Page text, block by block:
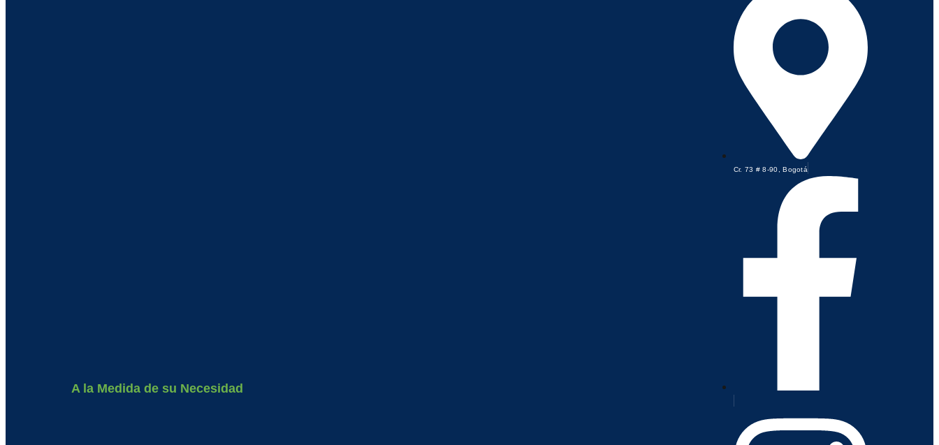
A la Medida de su Necesidad
Cr. 73 # 8-90, Bogotá